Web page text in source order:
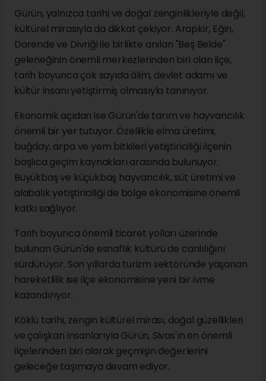
Gürün, yalnızca tarihi ve doğal zenginlikleriyle değil,
kültürel mirasıyla da dikkat çekiyor. Arapkir, Eğin,
Darende ve Divriği ile birlikte anılan "Beş Belde"
geleneğinin önemli merkezlerinden biri olan ilçe,
tarih boyunca çok sayıda âlim, devlet adamı ve
kültür insanı yetiştirmiş olmasıyla tanınıyor.
Ekonomik açıdan ise Gürün'de tarım ve hayvancılık
önemli bir yer tutuyor. Özellikle elma üretimi,
buğday, arpa ve yem bitkileri yetiştiriciliği ilçenin
başlıca geçim kaynakları arasında bulunuyor.
Büyükbaş ve küçükbaş hayvancılık, süt üretimi ve
alabalık yetiştiriciliği de bölge ekonomisine önemli
katkı sağlıyor.
Tarih boyunca önemli ticaret yolları üzerinde
bulunan Gürün'de esnaflık kültürü de canlılığını
sürdürüyor. Son yıllarda turizm sektöründe yaşanan
hareketlilik ise ilçe ekonomisine yeni bir ivme
kazandırıyor.
Köklü tarihi, zengin kültürel mirası, doğal güzellikleri
ve çalışkan insanlarıyla Gürün, Sivas'ın en önemli
ilçelerinden biri olarak geçmişin değerlerini
geleceğe taşımaya devam ediyor.